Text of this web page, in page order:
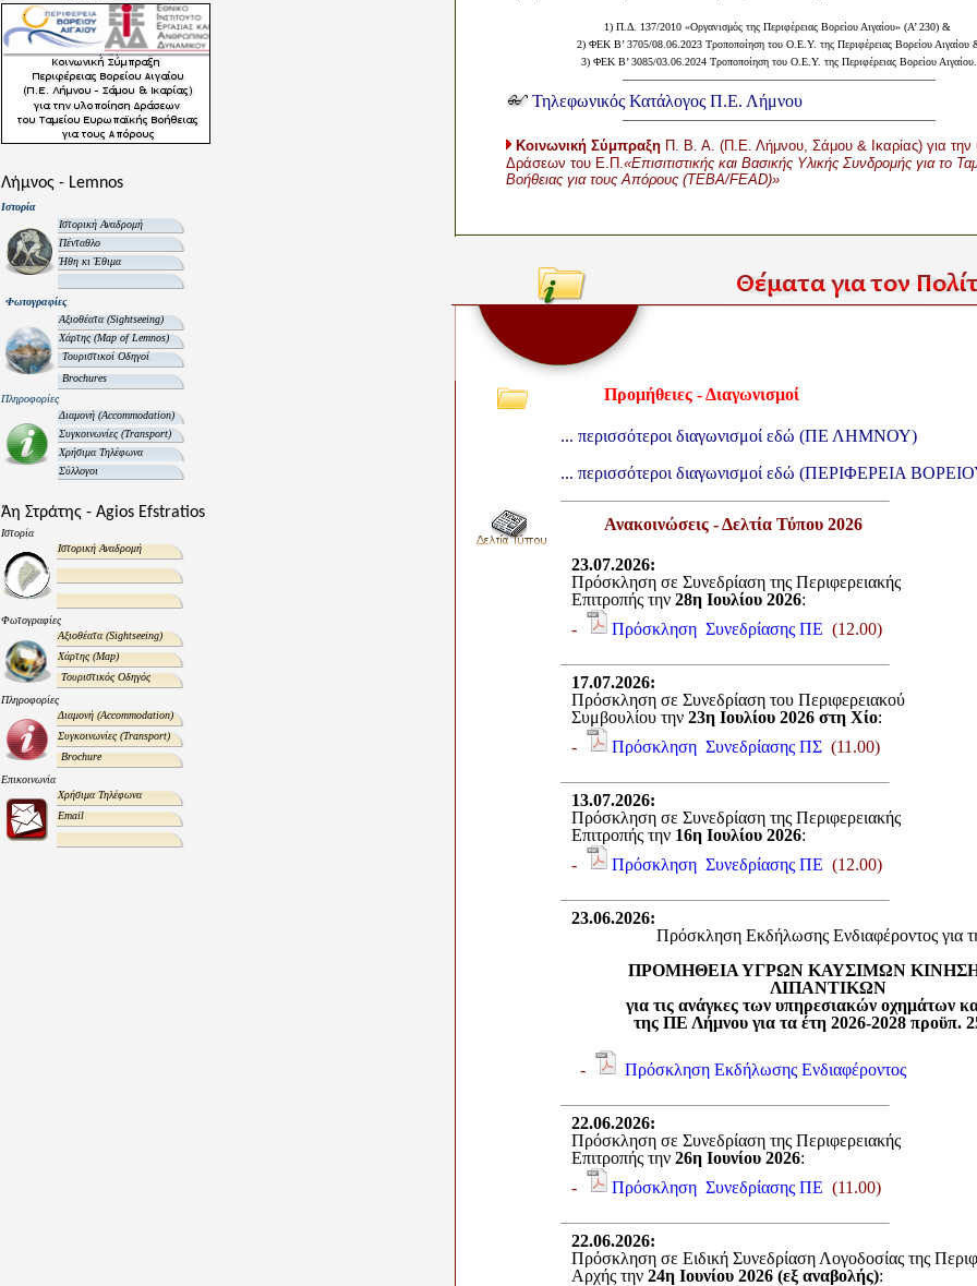
Λήμνος - Lemnos
Ιστορία
Ιστορική Αναδρομή
Πένταθλο
Ήθη κι Έθιμα
Φωτογραφίες
Αξιοθέατα(Sightseeing)
Χάρτης(Map of Lemnos)
Τουριστικοί Οδηγοί
Brochures
Πληροφορίες
Διαμονή (Accommodation)
Συγκοινωνίες (Transport)
Χρήσιμα Τηλέφωνα
Σύλλογοι
Άη Στράτης - Agios Efstratios
Ιστορία
Ιστορική Αναδρομή
Φωτογραφίες
Αξιοθέατα(Sightseeing)
Χάρτης(Map)
Τουριστικός Οδηγός
Πληροφορίες
Διαμονή(Accommodation)
Συγκοινωνίες(Transport)
Brochure
Επικοινωνία
Χρήσιμα Τηλέφωνα
Email
1) Π.Δ. 137/2010 «Οργανισμός της Περιφέρειας Βορείου Αιγαίου» (Α’ 230) &
2) ΦΕΚ B’ 3705/08.06.2023 Τροποποίηση του Ο.Ε.Υ. της Περιφέρειας Βορείου Αιγαίου
3) ΦΕΚ B’ 3085/03.06.2024 Τροποποίηση του Ο.Ε.Υ. της Περιφέρειας Βορείου Αιγαίου.
Τηλεφωνικός Κατάλογος Π.Ε. Λήμνου
Κοινωνική Σύμπραξη Π. Β. Α. (Π.Ε. Λήμνου, Σάμου & Ικαρίας) για την
Δράσεων του Ε.Π.«Επισιτιστικής και Βασικής Υλικής Συνδρομής για το
Βοήθειας για τους Απόρους (ΤΕΒΑ/FEAD)»
Προμήθειες - Διαγωνισμοί
... περισσότεροι διαγωνισμοί εδώ (ΠΕ ΛΗΜΝΟΥ)
... περισσότεροι διαγωνισμοί εδώ (ΠΕΡΙΦΕΡΕΙΑ
Ανακοινώσεις - Δελτία Τύπου 2026
23.07.2026:
Πρόσκληση σε Συνεδρίαση της Περιφερειακής
Επιτροπής την 28η Ιουλίου 2026:
-
Πρόσκληση Συνεδρίασης ΠΕ (12.00)
17.07.2026:
Πρόσκληση σε Συνεδρίαση του Περιφερειακού
Συμβουλίου την 23η Ιουλίου 2026 στη Χίο:
-
Πρόσκληση Συνεδρίασης ΠΣ (11.00)
13.07.2026:
Πρόσκληση σε Συνεδρίαση της Περιφερειακής
Επιτροπής την 16η Ιουλίου 2026:
-
Πρόσκληση Συνεδρίασης ΠΕ (12.00)
23.06.2026:
Πρόσκληση Εκδήλωσης Ενδιαφέροντος για
ΠΡΟΜΗΘΕΙΑ ΥΓΡΩΝ ΚΑΥΣΙΜΩΝ
ΛΙΠΑΝΤΙΚΩΝ
για τις ανάγκες των υπηρεσιακών οχημάτων
της ΠΕ Λήμνου για τα έτη 2026-2028 προϋπ.
- Πρόσκληση Εκδήλωσης Ενδιαφέροντος
22.06.2026:
Πρόσκληση σε Συνεδρίαση της Περιφερειακής
Επιτροπής την 26η Ιουνίου 2026:
-
Πρόσκληση Συνεδρίασης ΠΕ (11.00)
22.06.2026:
Πρόσκληση σε Ειδική Συνεδρίαση Λογοδοσίας της
Αρχής την 24η Ιουνίου 2026 (εξ αναβολής):